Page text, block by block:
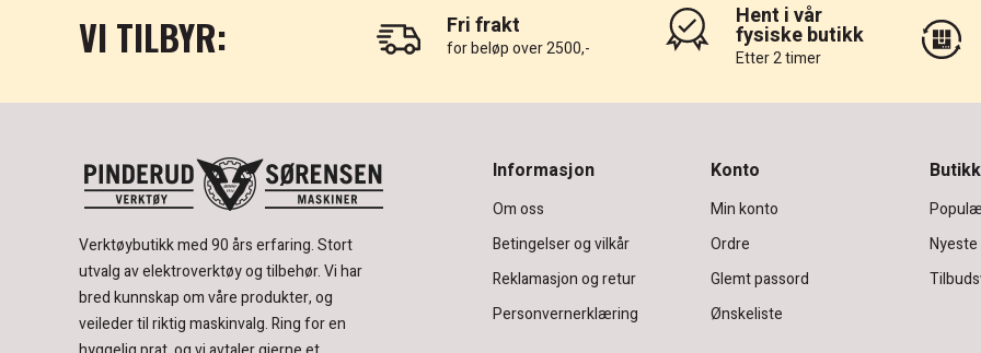
VI TILBYR: Fri frakt
for beløp over 2500,-
Hent i vår
fysiske butikk
Etter 2 timer
Verktøybutikk med 90 års erfaring.Stort
utvalg av elektroverktøy og tilbehør.Vi har
bred kunnskap om våre produkter, og
veileder til riktig maskinvalg. Ring for en
Informasjon
Om oss
Betingelser og vilkår
Reklamasjon og retur
Personvernerklæring
Konto
Min konto
Ordre
Glemt passord
Ønskeliste
Butikk